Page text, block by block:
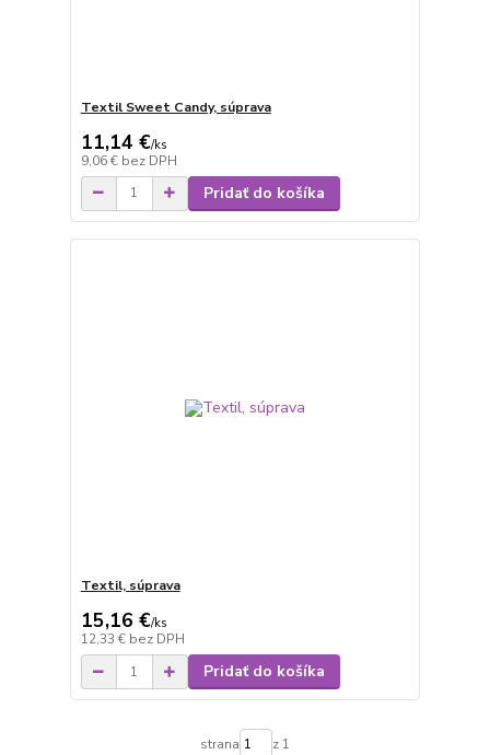
Textil Sweet Candy, súprava
11,14 €/ks
9,06 € bez DPH
Pridať do košíka
Textil, súprava
15,16 €/ks
12,33 € bez DPH
Pridať do košíka
strana z 1